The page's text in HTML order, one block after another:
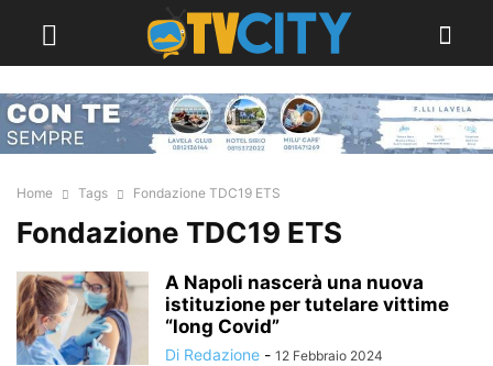
Home Tags Fondazione TDC19 ETS
Fondazione TDC19 ETS
A Napoli nascerà una nuova
istituzione per tutelare vittime
“long Covid”
Di Redazione - 12 Febbraio 2024